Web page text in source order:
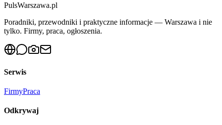
PulsWarszawa.pl
Poradniki, przewodniki i praktyczne informacje — Warszawa i nie
tylko. Firmy, praca, ogłoszenia.
Serwis
FirmyPraca
Odkrywaj